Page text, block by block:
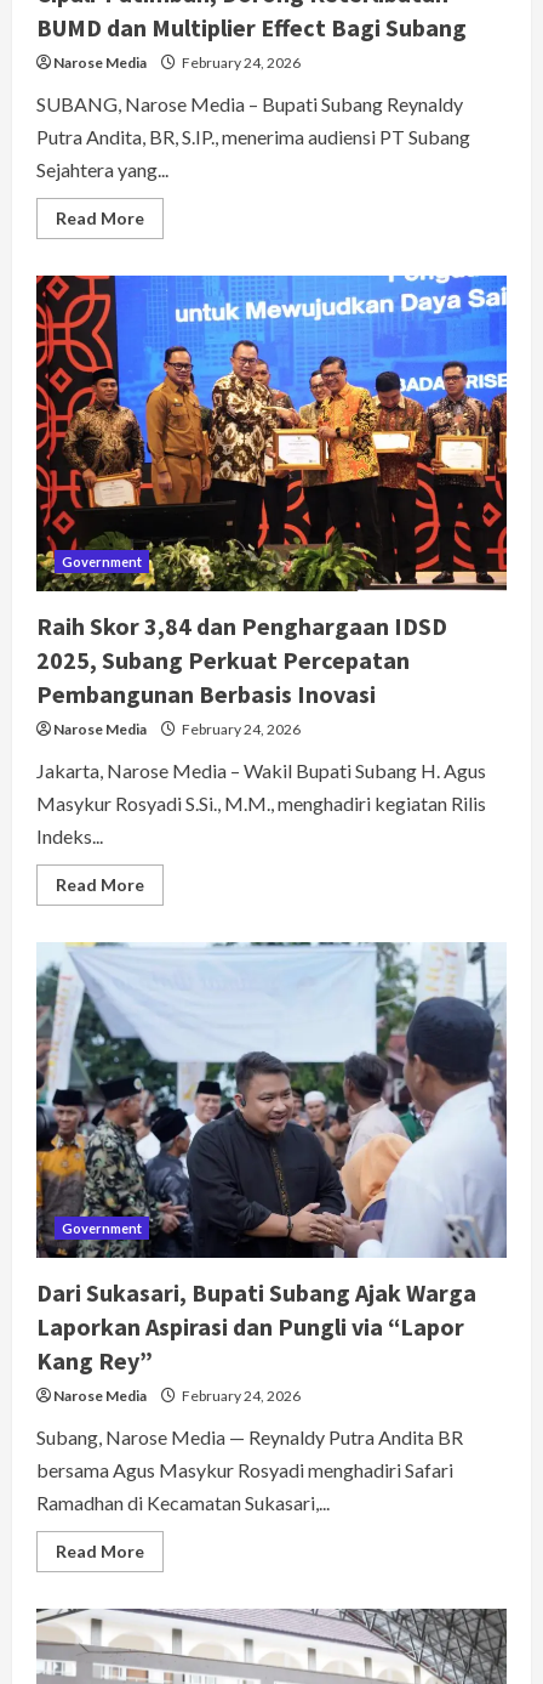
BUMD dan Multiplier Effect Bagi Subang
Narose Media February 24, 2026
SUBANG, Narose Media – Bupati Subang Reynaldy
Putra Andita, BR, S.IP., menerima audiensi PT Subang
Sejahtera yang...
Read MoreRead
more
Rey
Dukung
Percepatan
Akses
Cipali-
Patimban,
Dorong
Keterlibatan
BUMD
dan
Multiplier
Effect
Bagi
Subang
Government
Raih Skor 3,84 dan Penghargaan IDSD
2025, Subang Perkuat Percepatan
Pembangunan Berbasis Inovasi
Narose Media February 24, 2026
Jakarta, Narose Media – Wakil Bupati Subang H. Agus
Masykur Rosyadi S.Si., M.M., menghadiri kegiatan Rilis
Indeks...
Read MoreRead
more
Skor
IDSD
2025,
Subang
Perkuat
Percepatan
Pembangunan
Berbasis
Inovasi
Government
Dari Sukasari, Bupati Subang Ajak Warga
Laporkan Aspirasi dan Pungli via “Lapor
Kang Rey”
Narose Media February 24, 2026
Subang, Narose Media — Reynaldy Putra Andita BR
bersama Agus Masykur Rosyadi menghadiri Safari
Ramadhan di Kecamatan Sukasari,...
Read MoreRead
more
Sukasari,
Bupati
Subang
Ajak